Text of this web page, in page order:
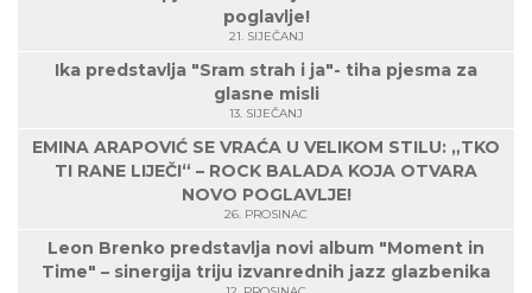
poglavlje!
21. SIJEČANJ
Ika predstavlja "Sram strah i ja"- tiha pjesma za
glasne misli
13. SIJEČANJ
EMINA ARAPOVIĆ SE VRAĆA U VELIKOM STILU: „TKO
TI RANE LIJEČI“ – ROCK BALADA KOJA OTVARA
NOVO POGLAVLJE!
26. PROSINAC
Leon Brenko predstavlja novi album "Moment in
Time" – sinergija triju izvanrednih jazz glazbenika